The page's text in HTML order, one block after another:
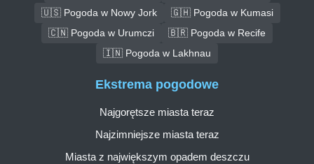
🇺🇸 Pogoda w Nowy Jork
🇬🇭 Pogoda w Kumasi
🇨🇳 Pogoda w Urumczi
🇧🇷 Pogoda w Recife
🇮🇳 Pogoda w Lakhnau
Ekstrema pogodowe
Najgorętsze miasta teraz
Najzimniejsze miasta teraz
Miasta z największym opadem deszczu